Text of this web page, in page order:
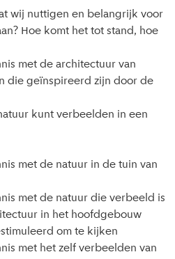
wij nuttigen en belangrijk voor
Hoe komt het tot stand, hoe
met de architectuur van
die geïnspireerd zijn door de
kunt verbeelden in een
met de natuur in de tuin van
met de natuur die verbeeld is
in het hoofdgebouw
om te kijken
met het zelf verbeelden van